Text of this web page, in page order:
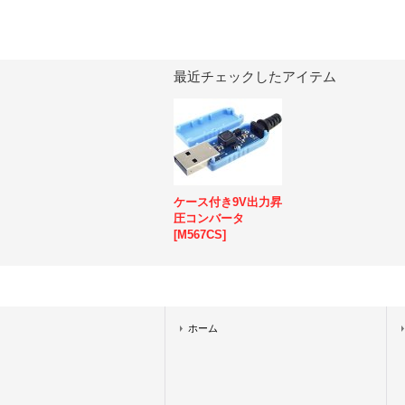
最近チェックしたアイテム
ケース付き9V出力昇
圧コンバータ
[M567CS]
ホーム